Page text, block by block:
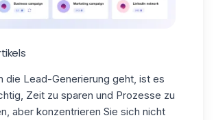
die Lead-Generierung geht, ist es
Zeit zu sparen und Prozesse zu
aber konzentrieren Sie sich nicht